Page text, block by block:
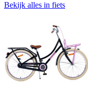
Bekijk alles in fiets